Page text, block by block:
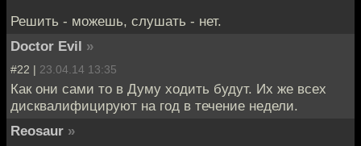
Решить - можешь, слушать - нет.
Doctor Evil »
#22 | 23.04.14 13:35
Как они сами то в Думу ходить будут. Их же всех
дисквалифицируют на год в течение недели.
Reosaur »